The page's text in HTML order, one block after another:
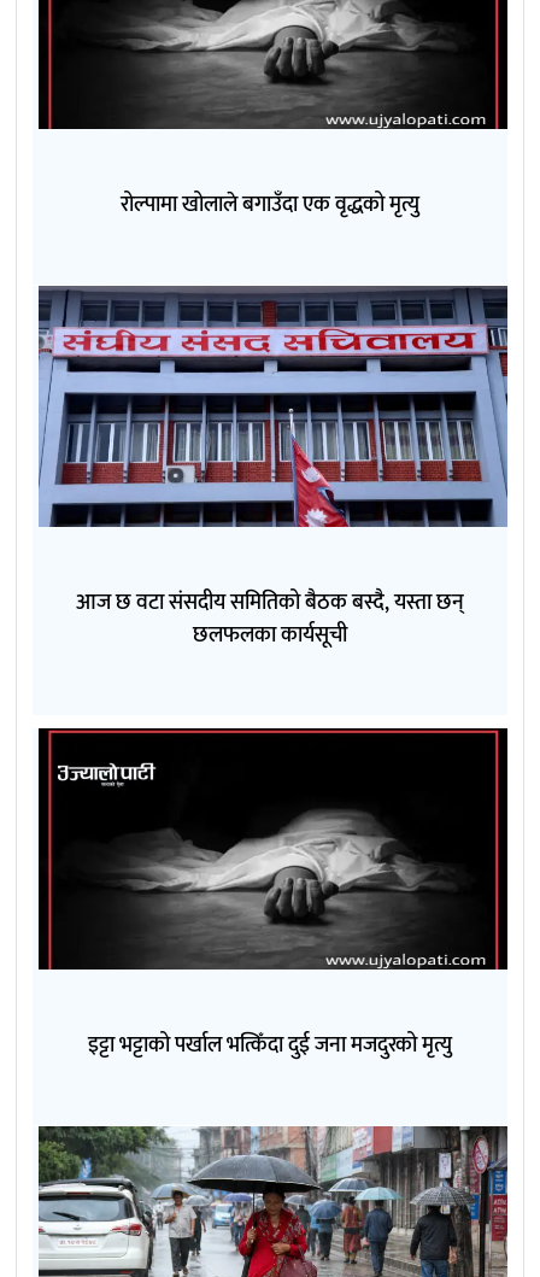
रोल्पामा खोलाले बगाउँदा एक वृद्धको मृत्यु
आज छ वटा संसदीय समितिको बैठक बस्दै, यस्ता छन्
छलफलका कार्यसूची
इट्टा भट्टाको पर्खाल भत्किँदा दुई जना मजदुरको मृत्यु